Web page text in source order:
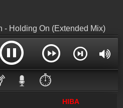
- Holding On (Extended Mix)
⏱️
HIBA